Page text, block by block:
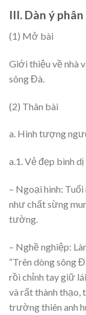
III. Dàn ý
(1) Mở bài
Giới thiệu về nhà
sông Đà.
(2) Thân bài
a. Hình tượng
a.1. Vẻ đẹp bình
– Ngoại hình:
như chất sừng
tường.
– Nghề nghiệp:
“Trên dòng sông
rồi chỉnh tay giữ
và rất thành thạo,
trường thiên anh